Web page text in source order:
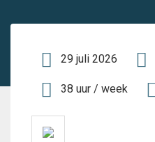
29 juli 2026
38 uur / week